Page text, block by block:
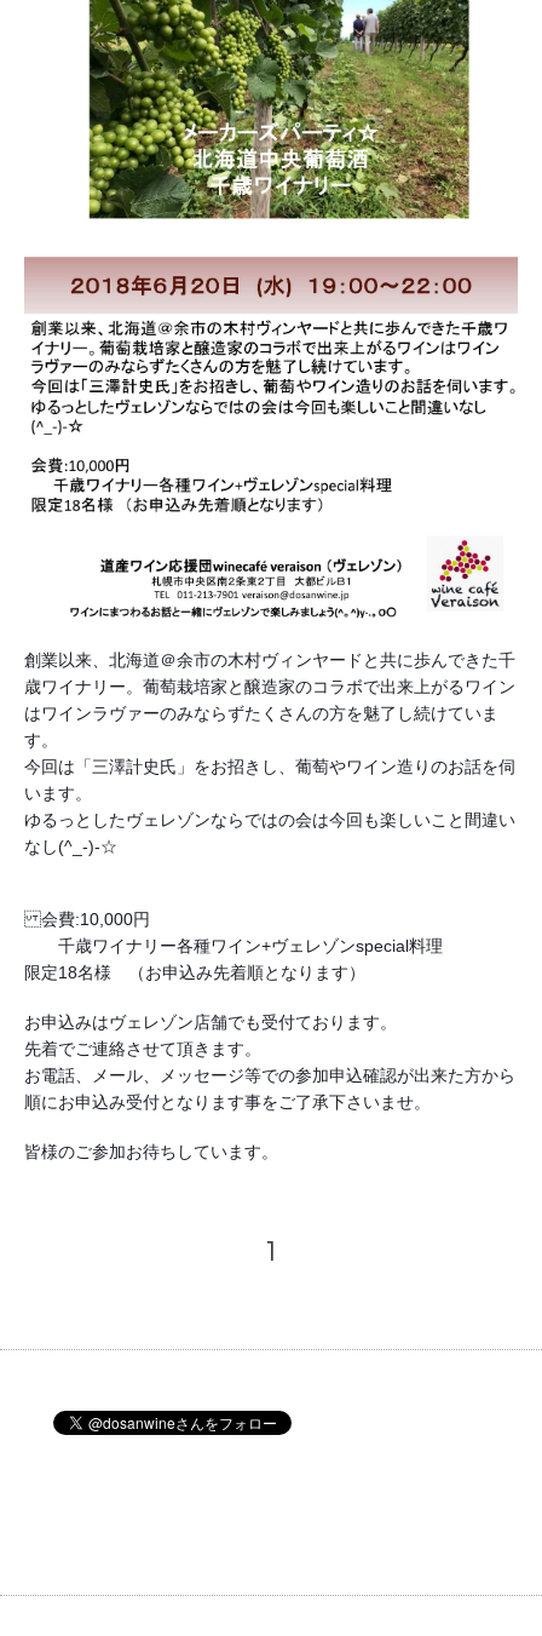
創業以来、北海道＠余市の木村ヴィンヤードと共に歩んできた千
歳ワイナリー。葡萄栽培家と醸造家のコラボで出来上がるワイン
はワインラヴァーのみならずたくさんの方を魅了し続けていま
す。
今回は「三澤計史氏」をお招きし、葡萄やワイン造りのお話を伺
います。
ゆるっとしたヴェレゾンならではの会は今回も楽しいこと間違い
なし(^_-)-☆
会費:10,000円
千歳ワイナリー各種ワイン+ヴェレゾンspecial料理
限定18名様 （お申込み先着順となります）
お申込みはヴェレゾン店舗でも受付ております。
先着でご連絡させて頂きます。
お電話、メール、メッセージ等での参加申込確認が出来た方から
順にお申込み受付となります事をご了承下さいませ。
皆様のご参加お待ちしています。
1